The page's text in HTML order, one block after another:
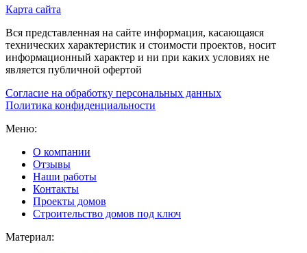
Карта сайта
Вся представленная на сайте информация, касающаяся
технических характеристик и стоимости проектов, носит
информационный характер и ни при каких условиях не
является публичной офертой
Согласие на обработку персональных данных
Политика конфиденциальности
Меню:
О компании
Отзывы
Наши работы
Контакты
Проекты домов
Строительство домов под ключ
Материал: